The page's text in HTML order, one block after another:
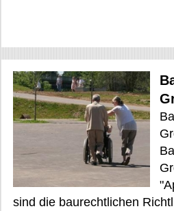
sind die baurechtlichen